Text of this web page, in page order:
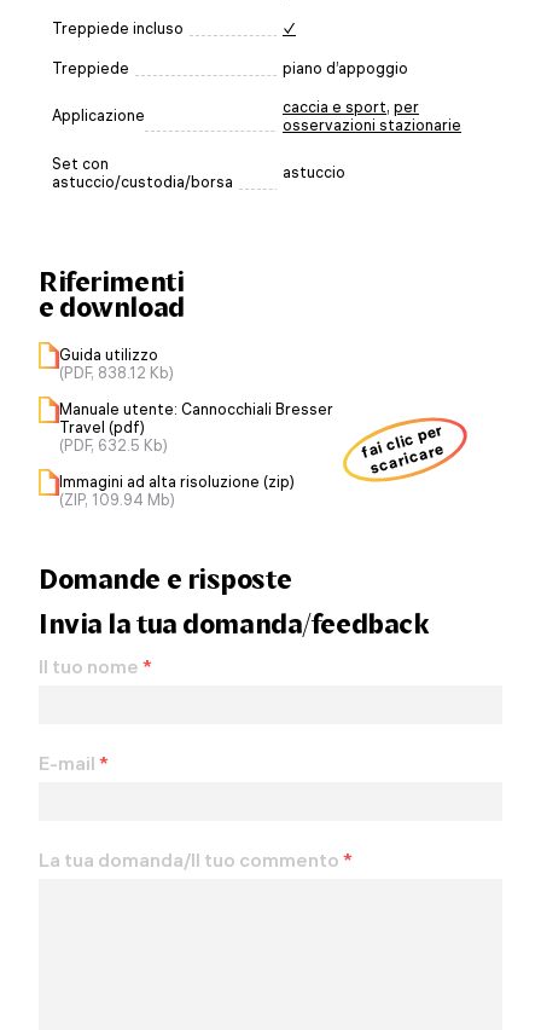
Treppiede incluso ✓
Treppiede piano d’appoggio
Applicazione caccia e sport, per
osservazioni stazionarie
Set con
astuccio/custodia/borsa
astuccio
Riferimenti
e download
Guida utilizzo
(PDF, 838.12 Kb)
Manuale utente: Cannocchiali Bresser
Travel (pdf)
(PDF, 632.5 Kb)
Immagini ad alta risoluzione (zip)
(ZIP, 109.94 Mb)
fai clic per
scaricare
Domande e risposte
Invia la tua domanda/feedback
Il tuo nome *
E-mail *
La tua domanda/Il tuo commento *